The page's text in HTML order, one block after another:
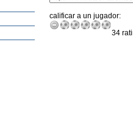
calificar a un jugador:
34